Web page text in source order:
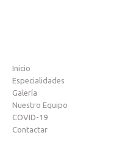
Inicio
Especialidades
Galería
Nuestro Equipo
COVID-19
Contactar